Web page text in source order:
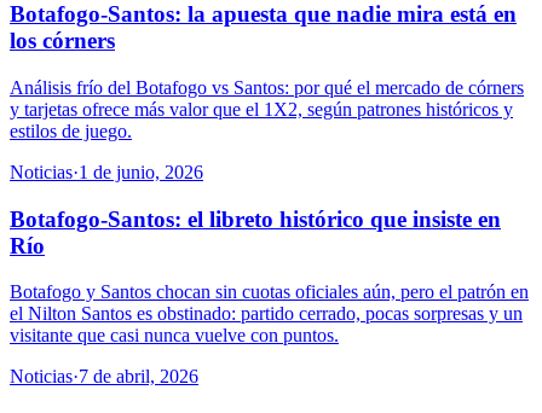
Botafogo-Santos: la apuesta que nadie mira está en
los córners
Análisis frío del Botafogo vs Santos: por qué el mercado de córners
y tarjetas ofrece más valor que el 1X2, según patrones históricos y
estilos de juego.
Noticias·1 de junio, 2026
Botafogo-Santos: el libreto histórico que insiste en
Río
Botafogo y Santos chocan sin cuotas oficiales aún, pero el patrón en
el Nilton Santos es obstinado: partido cerrado, pocas sorpresas y un
visitante que casi nunca vuelve con puntos.
Noticias·7 de abril, 2026